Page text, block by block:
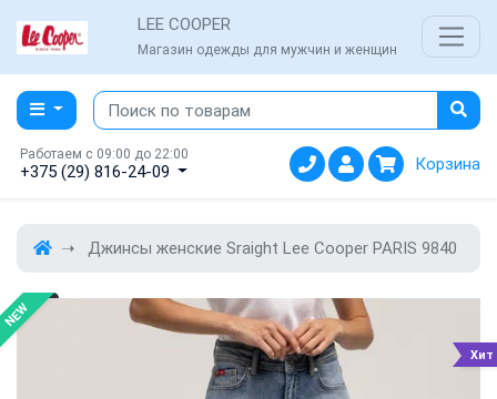
LEE COOPER
Магазин одежды для мужчин и женщин
Работаем с 09:00 до 22:00
+375 (29) 816-24-09 Корзина
Джинсы женские Sraight Lee Cooper PARIS 9840
NEW
Хит